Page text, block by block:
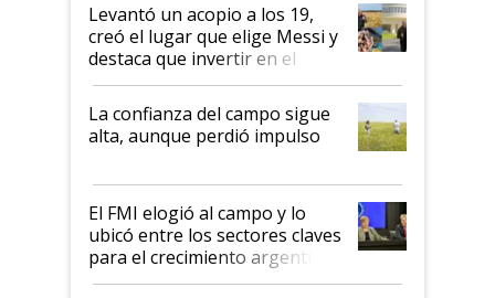
Levantó un acopio a los 19,
creó el lugar que elige Messi y
destaca que invertir en el
kirchnerismo era como "darle
plata a un hijo para droga":
Juan Félix Rossetti, el libertario
que de una dura crisis salió
de Milei
La confianza del campo sigue
alta, aunque perdió impulso
El FMI elogió al campo y lo
ubicó entre los sectores claves
para el crecimiento argentino